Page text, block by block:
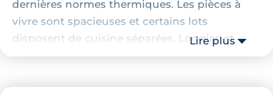
dernières normes thermiques. Les pièces à
vivre sont spacieuses et certains lots
disposent de cuisine séparées. Loggias et
balcons sont situés dans la continuité logique
permettent, d'apprécier la quiétude des
Lire plus